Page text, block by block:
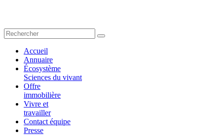
Accueil
Annuaire
Écosystème
Sciences du vivant
Offre
immobilière
Vivre et
travailler
Contact équipe
Presse